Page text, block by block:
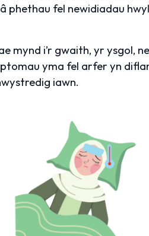
phethau fel newidiadau
mynd i’r gwaith, yr ysgol,
yma fel arfer yn
iawn.